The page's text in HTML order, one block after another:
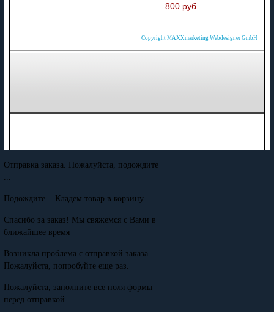
800 руб
Copyright MAXXmarketing Webdesigner GmbH
Отправка заказа. Пожалуйста, подождите
Подождите... Кладем товар в корзину
Спасибо за заказ! Мы свяжемся с Вами в
ближайшее время
Возникла проблема с отправкой заказа.
Пожалуйста, попробуйте еще раз.
Пожалуйста, заполните все поля формы
перед отправкой.